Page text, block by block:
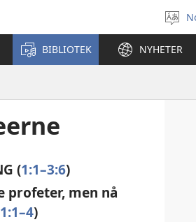
BIBLIOTEK NYHETER
(1:1–3:6)
profeter, men nå
1:1–4)